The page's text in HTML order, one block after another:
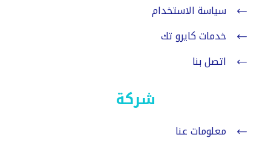
سياسة الاستخدام
خدمات كايرو تك
اتصل بنا
شركة
معلومات عنا